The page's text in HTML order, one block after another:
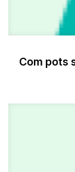
Com pots